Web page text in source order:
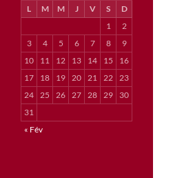
L M M J V S
D
1
2
3
4 5 6 7 8
9
10
11 12 13 14 15
16
17
18 19 20 21 22 23
24 25 26 27 28 29
30
31
« Fév